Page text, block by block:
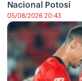
Nacional Potosí
05/08/2026 20:43